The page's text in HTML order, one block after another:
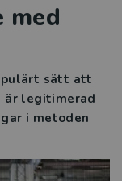
med
sätt att
är legitimerad
i metoden